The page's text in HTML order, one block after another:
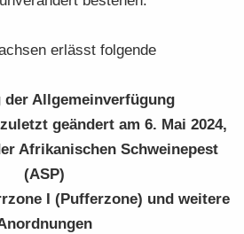
er­lässt fol­gen­de
der All­ge­mein­ver­fü­gung
ge­än­dert am 6. Mai 2024,
Afri­ka­ni­schen Schwei­ne­pest
(ASP)
I (Puf­fer­zo­ne) und wei­te­re